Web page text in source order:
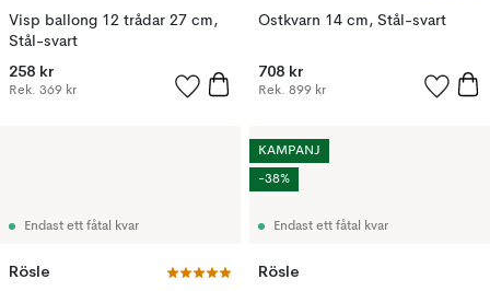
Visp ballong 12 trådar 27 cm,
Stål-svart
258 kr
Rek. 369 kr
Ostkvarn 14 cm, Stål-svart
708 kr
Rek. 899 kr
Endast ett fåtal kvar
Rösle
Endast ett fåtal kvar
Rösle
KAMPANJ
-38%